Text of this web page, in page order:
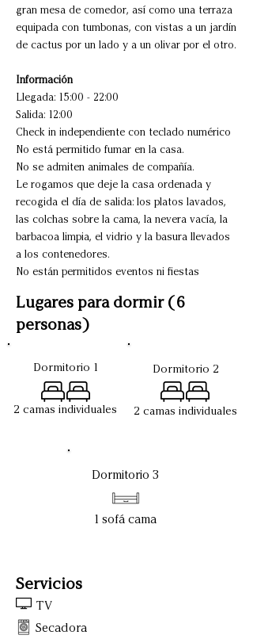
gran mesa de comedor, así como una terraza
equipada con tumbonas, con vistas a un jardín
de cactus por un lado y a un olivar por el otro.
Información
Llegada: 15:00 - 22:00
Salida: 12:00
Check in independiente con teclado numérico
No está permitido fumar en la casa.
No se admiten animales de compañía.
Le rogamos que deje la casa ordenada y
recogida el día de salida: los platos lavados,
las colchas sobre la cama, la nevera vacía, la
barbacoa limpia, el vidrio y la basura llevados
a los contenedores.
No están permitidos eventos ni fiestas
Lugares para dormir (6
personas)
Dormitorio 1
2 camas individuales
Dormitorio 2
2 camas individuales
Dormitorio 3
1 sofá cama
Servicios
TV
Secadora